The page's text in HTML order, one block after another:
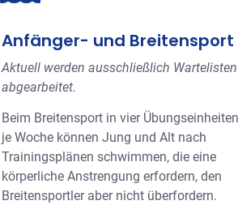
Anfänger- und Breitensport
Aktuell werden ausschließlich Wartelisten
abgearbeitet.
Beim Breitensport in vier Übungseinheiten
je Woche können Jung und Alt nach
Trainingsplänen schwimmen, die eine
körperliche Anstrengung erfordern, den
Breitensportler aber nicht überfordern.